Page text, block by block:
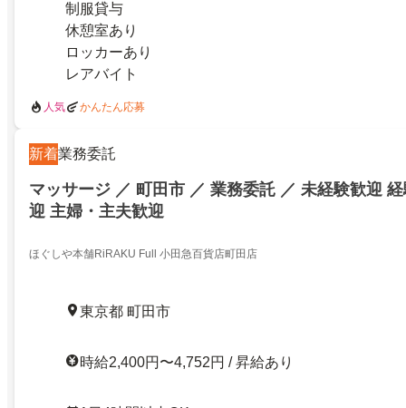
制服貸与
休憩室あり
ロッカーあり
レアバイト
人気 かんたん応募
新着業務委託
マッサージ ／ 町田市 ／ 業務委託 ／ 未経験歓迎
迎 主婦・主夫歓迎
ほぐしや本舗RiRAKU Full 小田急百貨店町田店
東京都 町田市
時給2,400円〜4,752円 / 昇給あり